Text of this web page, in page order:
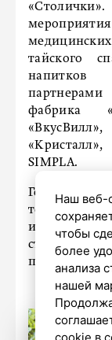
медицинских
тайского
напитков
партнерами
фабрика
SIMPLA.
телеканал
стали:
правда»,
Наш веб-
чтобы
более
анализа
нашей